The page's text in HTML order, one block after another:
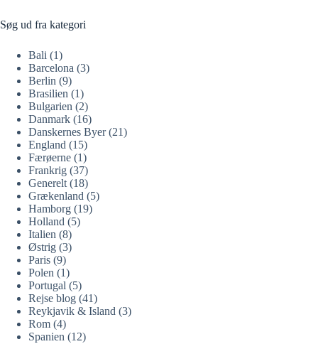
Søg ud fra kategori
Bali (1)
Barcelona (3)
Berlin (9)
Brasilien (1)
Bulgarien (2)
Danmark (16)
Danskernes Byer(21)
England (15)
Færøerne (1)
Frankrig (37)
Generelt (18)
Grækenland (5)
Hamborg (19)
Holland (5)
Italien (8)
Østrig (3)
Paris (9)
Polen (1)
Portugal (5)
Rejse blog (41)
Reykjavik & Island (3)
Rom (4)
Spanien (12)